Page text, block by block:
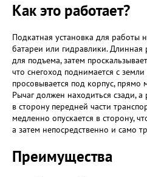
Как это работает?
Подкатная установка для работы
батареи или гидравлики. Длинная
для подъема, затем
что снегоход поднимается с земли
просовывается под корпус,
Рычаг должен находиться сзади, а
в сторону передней части
медленно опускается в сторону,
а затем непосредственно и само
Преимущества